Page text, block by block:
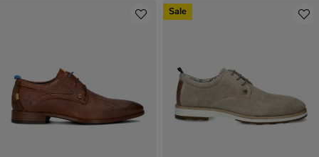
Sale